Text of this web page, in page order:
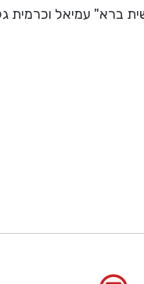
ברא" עמיאל וכרמית